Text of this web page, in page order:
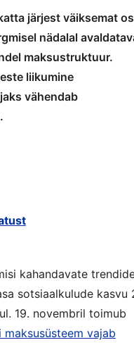
järjest väiksemat
nädalal
maksustruktuur.
liikumine
vähendab
kahandavate
sotsiaalkulude kasvu
19. novembril toimub
maksusüsteem vajab